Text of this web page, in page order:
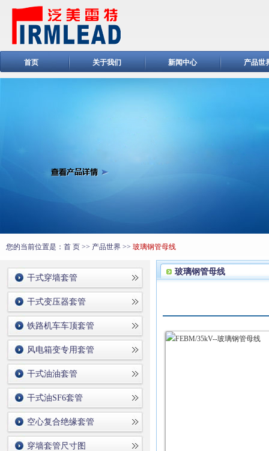
首页 关于我们 新闻中心 产品世
您的当前位置是： 首 页 >> 产品世界 >> 玻璃钢管母线
干式穿墙套管
干式变压器套管
铁路机车车顶套管
风电箱变专用套管
干式油油套管
干式油SF6套管
空心复合绝缘套管
穿墙套管尺寸图
玻璃钢管母线